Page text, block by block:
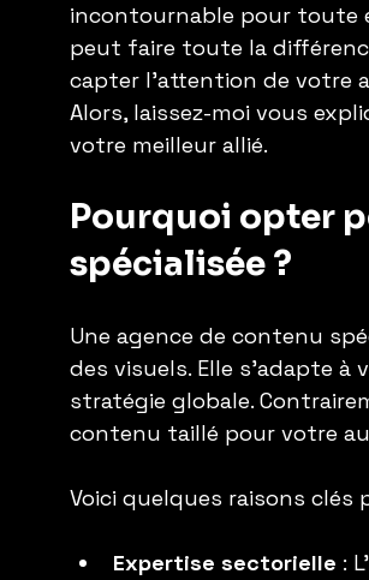
incontournable pour toute
peut faire toute la
capter l’attention de votre
Alors, laissez-moi vous
votre meilleur allié.
Pourquoi opter
spécialisée ?
Une agence de contenu
des visuels. Elle s’adapte
stratégie globale.
contenu taillé pour votre
Voici quelques raisons clés
Expertise sectorielle :